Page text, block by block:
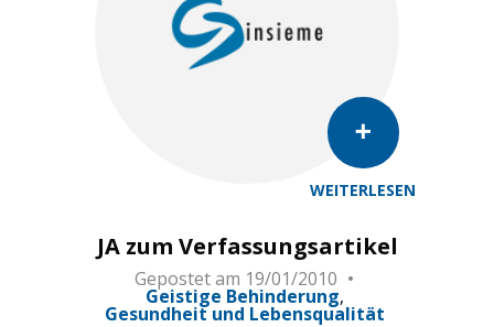
WEITERLESEN
JA zum Verfassungsartikel
Gepostet am 19/01/2010
Geistige Behinderung
Gesundheit und Lebensqualität